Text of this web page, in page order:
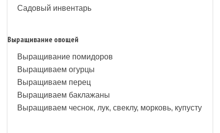
Садовый инвентарь
Выращивание овощей
Выращивание помидоров
Выращиваем огурцы
Выращиваем перец
Выращиваем баклажаны
Выращиваем чеснок, лук, свеклу, морковь, купусту